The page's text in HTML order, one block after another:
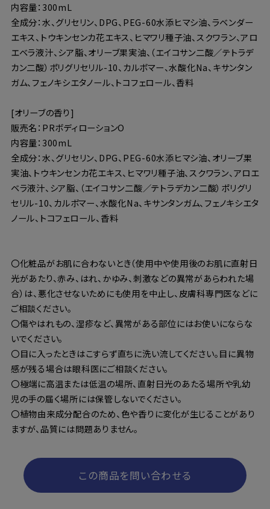
内容量：300mL
全成分：水、グリセリン、DPG、PEG-60水添ヒマシ油、ラベンダー
エキス、トウキンセンカ花エキス、ヒマワリ種子油、スクワラン、アロ
エベラ液汁、シア脂、オリーブ果実油、（エイコサン二酸／テトラデ
カン二酸）ポリグリセリル-10、カルボマー、水酸化Na、キサンタン
ガム、フェノキシエタノール、トコフェロール、香料
[オリーブの香り]
販売名：PRボディローションO
内容量：300mL
全成分：水、グリセリン、DPG、PEG-60水添ヒマシ油、オリーブ果
実油、トウキンセンカ花エキス、ヒマワリ種子油、スクワラン、アロエ
ベラ液汁、シア脂、（エイコサン二酸／テトラデカン二酸）ポリグリ
セリル-10、カルボマー、水酸化Na、キサンタンガム、フェノキシエタ
ノール、トコフェロール、香料
〇化粧品がお肌に合わないとき（使用中や使用後のお肌に直射日
光があたり、赤み、はれ、かゆみ、刺激などの異常があらわれた場
合）は、悪化させないためにも使用を中止し、皮膚科専門医などに
ご相談ください。
〇傷やはれもの、湿疹など、異常がある部位にはお使いにならな
いでください。
〇目に入ったときはこすらず直ちに洗い流してください。目に異物
感が残る場合は眼科医にご相談ください。
〇極端に高温または低温の場所、直射日光のあたる場所や乳幼
児の手の届く場所には保管しないでください。
〇植物由来成分配合のため、色や香りに変化が生じることがあり
ますが、品質には問題ありません。
この商品を問い合わせる